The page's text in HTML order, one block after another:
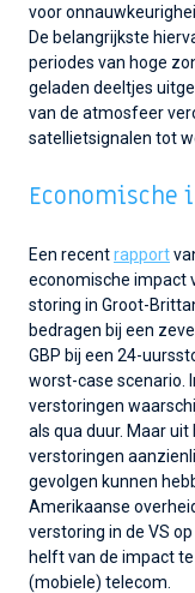
voor
De belangrijkste
periodes van hoge
geladen deeltjes
van de atmosfeer
satellietsignalen tot
Economische
Een recentrapport
economische impact
storing in Groot-
bedragen bij een
GBP bij een 24-
worst-case scenario.
verstoringen
als qua duur. Maar
verstoringen
gevolgen kunnen
Amerikaanse
verstoring in de VS
helft van de impact
(mobiele) telecom.